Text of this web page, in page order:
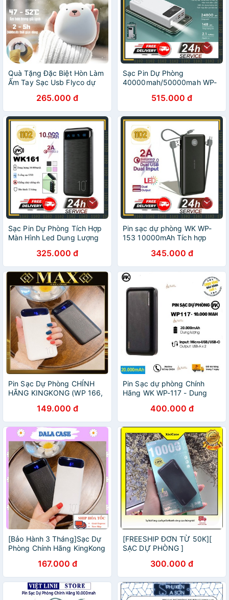
Quà Tặng Đặc Biệt Hòn Làm
Ấm Tay Sạc Usb Flyco dự
Hàng nhập khẩu
265.000 đ
Sạc Pin Dự Phòng
40000mah/50000mah WP-
Bị - Tích Hợp Led - Hiển Thị
Đèn Pin
515.000 đ
Sạc Pin Dự Phòng Tích Hợp
Màn Hình Led Dung Lượng
Bảo Hành 6 Tháng
325.000 đ
Pin sạc dự phòng WK ​​WP-
153 10000mAh Tích hợp
IPhone/micro/Type C - Màn
hình LED
345.000 đ
Pin Sạc Dự Phòng CHÍNH
HÃNG KINGKONG (WP 166,
Lượng/Max149.000 đ
Pin Sạc dự phòng Chính
Hãng WK WP-117 - Dung
sạc - Hàng chính hãng BH
12 Tháng
400.000 đ
[Bảo Hành 3 Tháng]Sạc Dự
Phòng Chính Hãng KingKong
10000, 2 Cổng Sạc, Hiển Thị
Phần Trăm Pin
167.000 đ
[FREESHIP ĐƠN TỪ 50K][
SẠC DỰ PHÒNG ]
300.000 đ